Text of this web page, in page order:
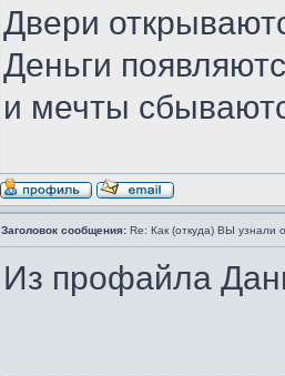
Двери
Деньги
и мечты
Заголовок сообщения: Re: Как (откуда) ВЫ узнали
Из профайла